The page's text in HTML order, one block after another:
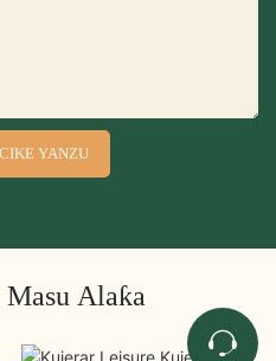
YANZU
Alaƙa